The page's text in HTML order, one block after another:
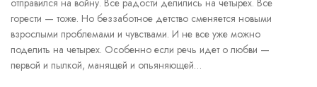
отправился на войну. Все радости делились на четырех. Все
горести — тоже. Но беззаботное детство сменяется новыми
взрослыми проблемами и чувствами. И не все уже можно
поделить на четырех. Особенно если речь идет о любви —
первой и пылкой, манящей и опьяняющей…